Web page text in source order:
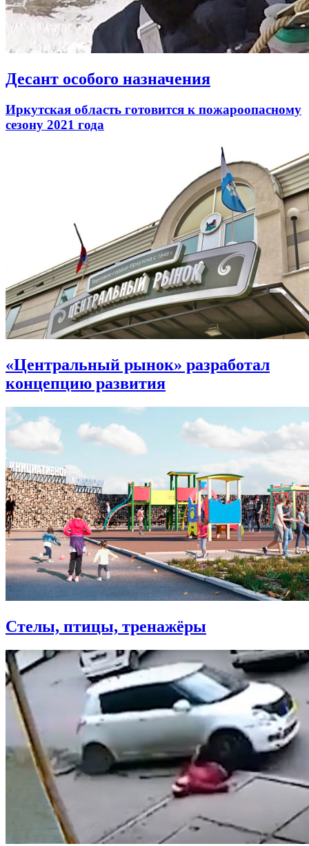
Десант особого назначения
Иркутская область готовится к пожароопасному
сезону 2021 года
«Центральный рынок» разработал
концепцию развития
Стелы, птицы, тренажёры